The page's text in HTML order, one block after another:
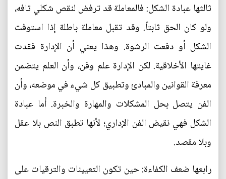
ثالثها عبادة الشكل: فالمعاملة قد ترفض لنقص شكلي تافه،
ولو كان الحق ثابتاً. وقد تقبل معاملة باطلة إذا استوفت
الشكل أو دفعت الرشوة. وهذا يعني أن الإدارة فقدت
غايتها الأخلاقية. لكن الإدارة علم وفن، وأن العلم يتضمن
معرفة القوانين والمبادئ وتطبيق كل شيء في موضعه، وأن
الفن يتصل بحل المشكلات والمهارة والخبرة. أما عبادة
الشكل فهي نقيض الفن الإداري؛ لأنها تطبق النص بلا عقل
وبلا مقصد.
رابعها ضعف الكفاءة: حين تكون التعيينات والترقيات على